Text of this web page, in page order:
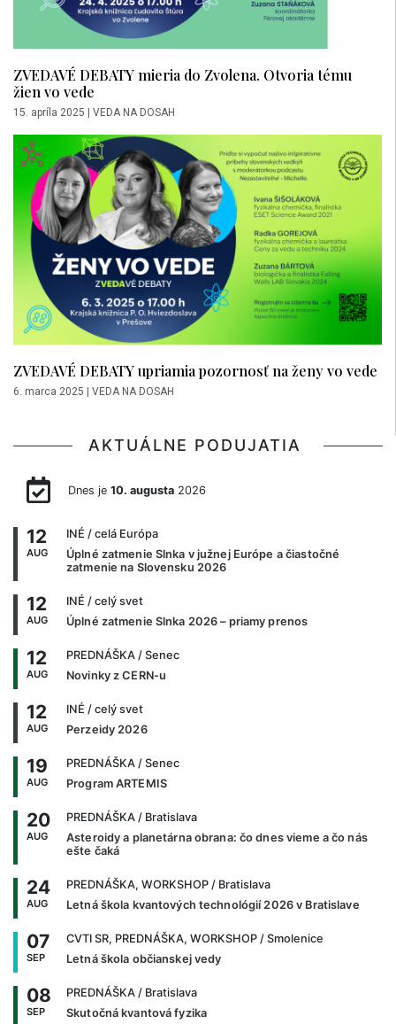
ZVEDAVÉ DEBATY mieria do Zvolena. Otvoria tému
žien vo vede
15. apríla 2025 VEDA NA DOSAH
ZVEDAVÉ DEBATY upriamia pozornosť na ženy vo vede
6. marca 2025 | VEDA NA DOSAH
AKTUÁLNE PODUJATIA
Dnes je 10. augusta2026
12
AUG
INÉ / celá Európa
Úplné zatmenie Slnka v južnej Európe a čiastočné
zatmenie na Slovensku 2026
12
AUG
INÉ / celý svet
Úplné zatmenie Slnka 2026 – priamy prenos
12
AUG
PREDNÁŠKA / Senec
Novinky z CERN-u
12
AUG
INÉ / celý svet
Perzeidy 2026
19
AUG
PREDNÁŠKA / Senec
Program ARTEMIS
20
AUG
PREDNÁŠKA / Bratislava
Asteroidy a planetárna obrana: čo dnes vieme a čo nás
ešte čaká
24
AUG
PREDNÁŠKA, WORKSHOP / Bratislava
Letná škola kvantových technológií 2026 v Bratislave
07
SEP
CVTI SR, PREDNÁŠKA, WORKSHOP / Smolenice
Letná škola občianskej vedy
08
SEP
PREDNÁŠKA / Bratislava
Skutočná kvantová fyzika